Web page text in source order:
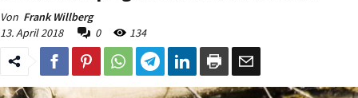
Von Frank Willberg
13. April 2018
0 134